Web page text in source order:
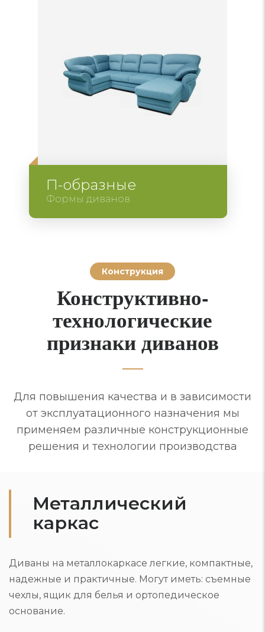
П-образные
Формы диванов
Конструкция
Конструктивно-
технологические
признаки диванов
Для повышения качества и в зависимости
от эксплуатационного назначения мы
применяем различные конструкционные
решения и технологии производства
Металлический
каркас
Диваны на металлокаркасе легкие, компактные,
надежные и практичные. Могут иметь: съемные
чехлы, ящик для белья и ортопедическое
основание.